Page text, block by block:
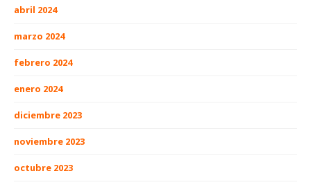
abril 2024
marzo 2024
febrero 2024
enero 2024
diciembre 2023
noviembre 2023
octubre 2023